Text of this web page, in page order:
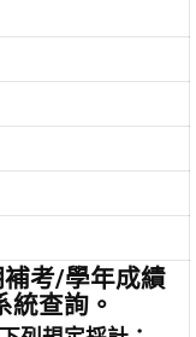
考/學年成績
統查詢。